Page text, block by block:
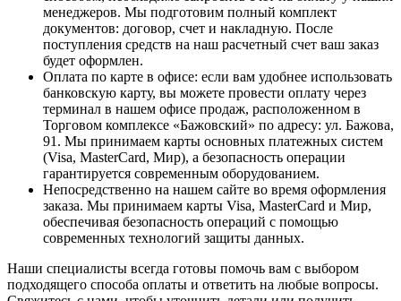
менеджеров. Мы подготовим полный комплект
документов: договор, счет и накладную. После
поступления средств на наш расчетный счет ваш заказ
будет оформлен.
Оплата по карте в офисе: если вам удобнее использовать
банковскую карту, вы можете провести оплату через
терминал в нашем офисе продаж, расположенном в
Торговом комплексе «Бажовский» по адресу: ул. Бажова,
91. Мы принимаем карты основных платежных систем
(Visa, MasterCard, Мир), а безопасность операции
гарантируется современным оборудованием.
Непосредственно на нашем сайте во время оформления
заказа. Мы принимаем карты Visa, MasterCard и Мир,
обеспечивая безопасность операций с помощью
современных технологий защиты данных.
Наши специалисты всегда готовы помочь вам с выбором
подходящего способа оплаты и ответить на любые вопросы.